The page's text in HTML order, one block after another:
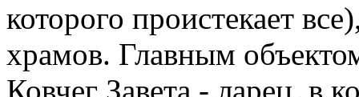
которого проистекает
храмов. Главным